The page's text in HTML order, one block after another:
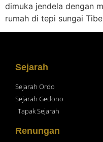
dimuka jendela dengan
rumah di tepi sungai
Sejarah
Sejarah Ordo
Sejarah Gedono
Tapak Sejarah
Renungan